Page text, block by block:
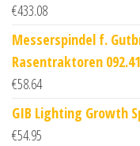
€433.08
Messerspindel f.
Rasentraktoren
€58.64
GIB Lighting Growth
€54.95